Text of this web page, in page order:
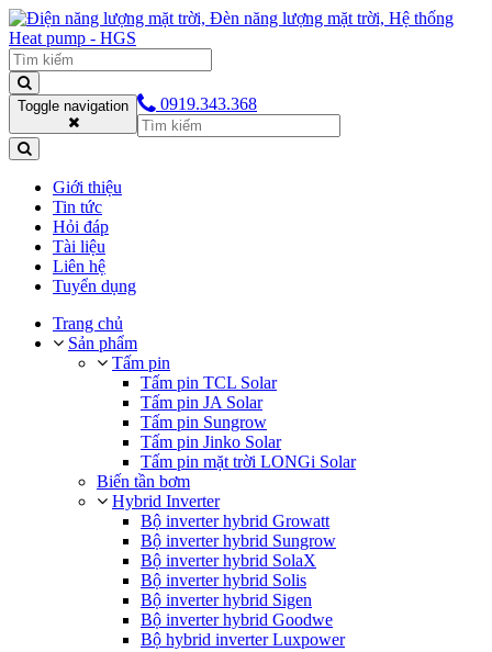
Toggle navigation 0919.343.368
Giới thiệu
Tin tức
Hỏi đáp
Tài liệu
Liên hệ
Tuyển dụng
Trang chủ
Sản phẩm
Tấm pin
Tấm pin TCL Solar
Tấm pin JA Solar
Tấm pin Sungrow
Tấm pin Jinko Solar
Tấm pin mặt trời LONGi Solar
Biến tần bơm
Hybrid Inverter
Bộ inverter hybrid Growatt
Bộ inverter hybrid Sungrow
Bộ inverter hybrid SolaX
Bộ inverter hybrid Solis
Bộ inverter hybrid Sigen
Bộ inverter hybrid Goodwe
Bộ hybrid inverter Luxpower